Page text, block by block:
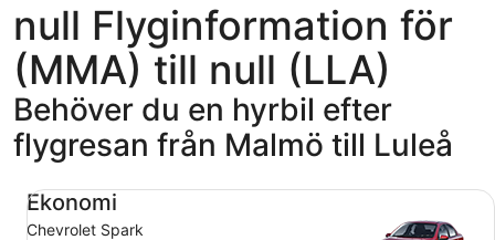
null Flyginformation för
(MMA) till null (LLA)
Behöver du en hyrbil efter
flygresan från Malmö till Luleå
Ekonomi
Chevrolet Spark
Ekonomi Chevrolet Spark